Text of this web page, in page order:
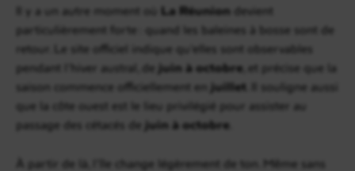
Il y a un autre moment où La Réunion devient
particulièrement forte : quand les baleines à bosse sont de
retour. Le site officiel indique qu’elles sont observables
pendant l’hiver austral, de juin à octobre , et précise que la
saison commence officiellement en juillet . Il souligne aussi
que la côte ouest est le lieu privilégié pour assister au
passage des cétacés de juin à octobre
À partir de là, l’île change légèrement de ton. Même sans